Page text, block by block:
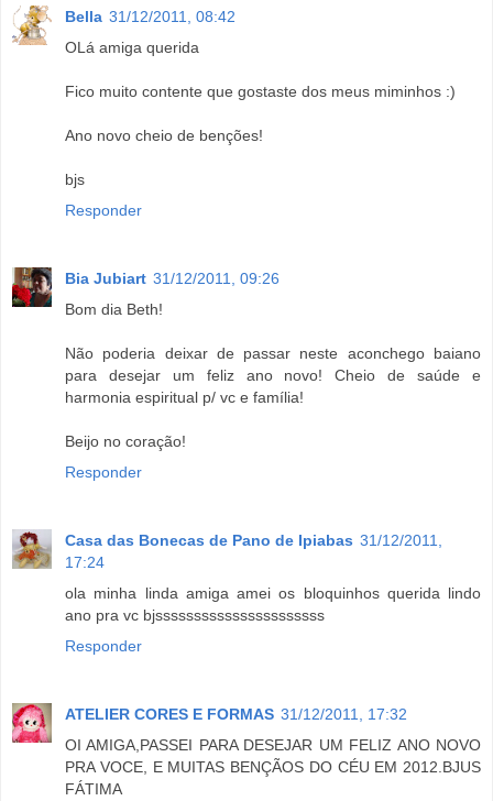
Bella 31/12/2011, 08:42
OLá amiga querida
Fico muito contente que gostaste dos meus miminhos :)
Ano novo cheio de benções!
bjs
Responder
Bia Jubiart 31/12/2011, 09:26
Bom dia Beth!
Não poderia deixar de passar neste aconchego baiano
para desejar um feliz ano novo! Cheio de saúde e
harmonia espiritual p/ vc e família!
Beijo no coração!
Responder
Casa das Bonecas de Pano de Ipiabas 31/12/2011,
17:24
ola minha linda amiga amei os bloquinhos querida lindo
ano pra vc bjssssssssssssssssssssss
Responder
ATELIER CORES E FORMAS 31/12/2011, 17:32
OI AMIGA,PASSEI PARA DESEJAR UM FELIZ ANO NOVO
PRA VOCE, E MUITAS BENÇÃOS DO CÉU EM 2012.BJUS
FÁTIMA